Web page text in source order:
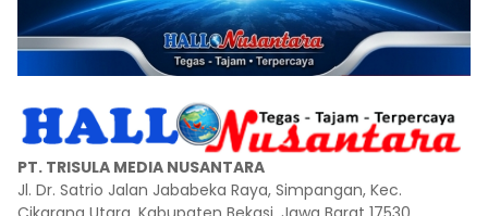
PT. TRISULA MEDIA NUSANTARA
Jl. Dr. Satrio Jalan Jababeka Raya, Simpangan, Kec.